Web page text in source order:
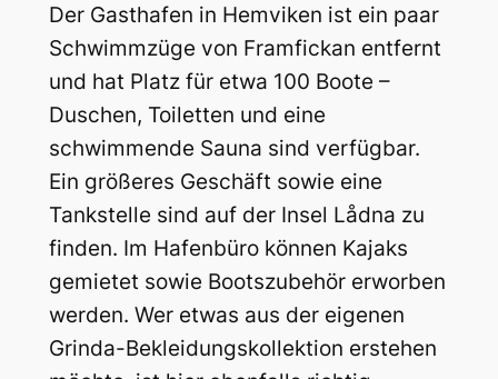
Der Gasthafen in Hemviken ist ein paar
Schwimmzüge von Framfickan entfernt
und hat Platz für etwa 100 Boote –
Duschen, Toiletten und eine
schwimmende Sauna sind verfügbar.
Ein größeres Geschäft sowie eine
Tankstelle sind auf der Insel Lådna zu
finden. Im Hafenbüro können Kajaks
gemietet sowie Bootszubehör erworben
werden. Wer etwas aus der eigenen
Grinda-Bekleidungskollektion erstehen